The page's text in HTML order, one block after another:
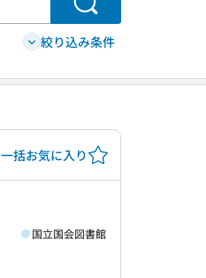
検索
絞り込み条件
一括お気に入り
国立国会図書館